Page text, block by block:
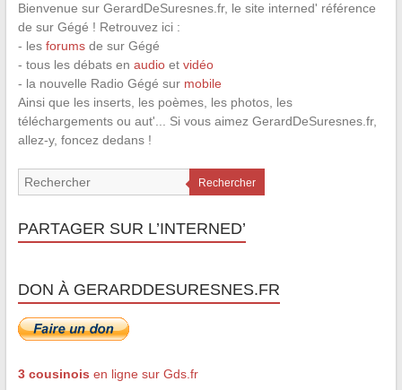
Bienvenue sur GerardDeSuresnes.fr, le site interned' référence
de sur Gégé ! Retrouvez ici :
- les forumsde sur Gégé
- tous les débats en audioet vidéo
- la nouvelle Radio Gégé sur mobile
Ainsi que les inserts, les poèmes, les photos, les
téléchargements ou aut'... Si vous aimez GerardDeSuresnes.fr,
allez-y, foncez dedans !
Rechercher
PARTAGER SUR L’INTERNED’
DON À GERARDDESURESNES.FR
3 cousinois en ligne sur Gds.fr